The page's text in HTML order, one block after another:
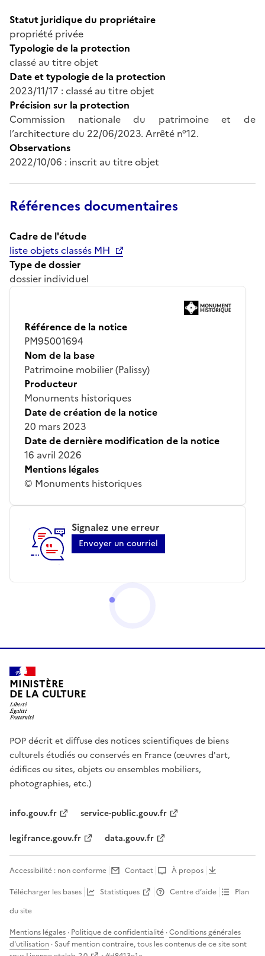
Statut juridique du propriétaire
propriété privée
Typologie de la protection
classé au titre objet
Date et typologie de la protection
2023/11/17 : classé au titre objet
Précision sur la protection
Commission nationale du patrimoine et de
l’architecture du 22/06/2023. Arrêté n°12.
Observations
2022/10/06 : inscrit au titre objet
Références documentaires
Cadre de l'étude
liste objets classés MH
Type de dossier
dossier individuel
Référence de la notice
PM95001694
Nom de la base
Patrimoine mobilier (Palissy)
Producteur
Monuments historiques
Date de création de la notice
20 mars 2023
Date de dernière modification de la notice
16 avril 2026
Mentions légales
© Monuments historiques
Signalez une erreur
Envoyer un courriel
MINISTÈRE
DE LA CULTURE
POP décrit et diffuse des notices scientifiques de biens
culturels étudiés ou conservés en France (œuvres d'art,
édifices ou sites, objets ou ensembles mobiliers,
photographies, etc.)
info.gouv.fr
service-public.gouv.fr
legifrance.gouv.fr
data.gouv.fr
Accessibilité : non conforme Contact
À propos
Télécharger les bases
Statistiques Centre d’aide
Plan
du site
Mentions légales · Politique de confidentialité ·Conditions générales
d'utilisation · Sauf mention contraire, tous les contenus de ce site sont